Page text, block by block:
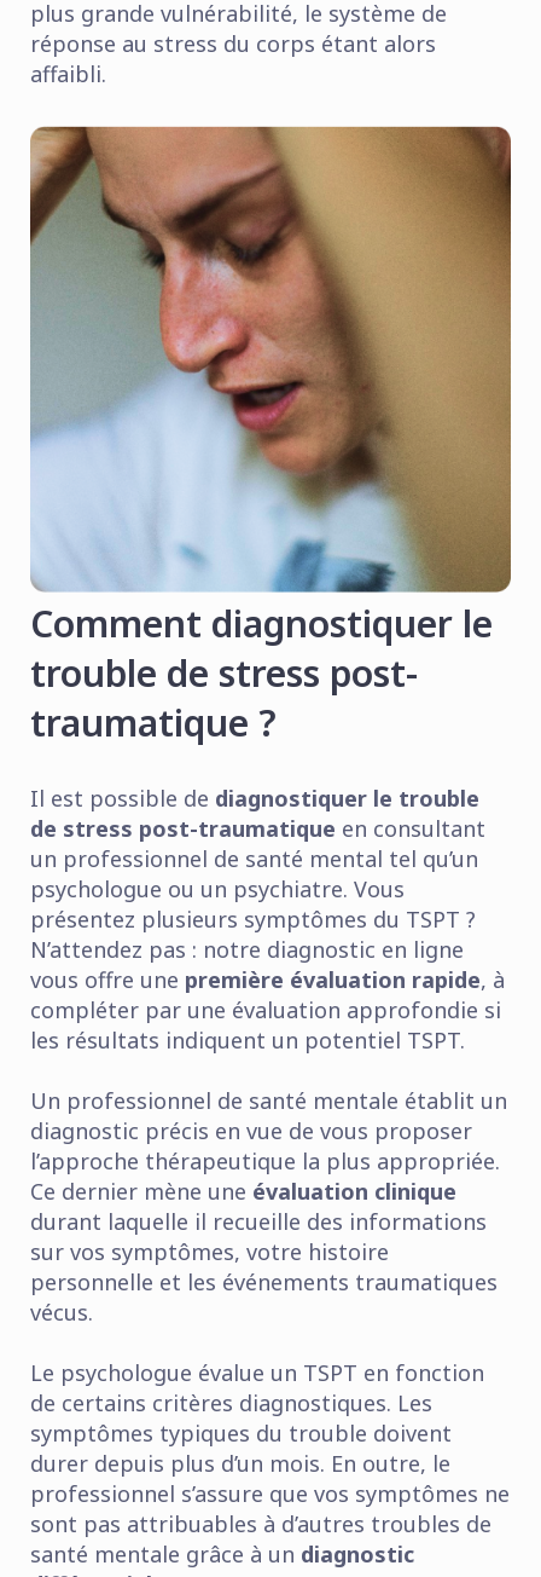
plus grande vulnérabilité, le système de
réponse au stress du corps étant alors
affaibli.
Comment diagnostiquer le
trouble de stress post-
traumatique ?
Il est possible de diagnostiquer le trouble
de stress post-traumatique en consultant
un professionnel de santé mental tel qu’un
psychologue ou un psychiatre. Vous
présentez plusieurs symptômes du TSPT ?
N’attendez pas : notre diagnostic en ligne
vous offre une première évaluation rapide, à
compléter par une évaluation approfondie si
les résultats indiquent un potentiel TSPT.
Un professionnel de santé mentale établit un
diagnostic précis en vue de vous proposer
l’approche thérapeutique la plus appropriée.
Ce dernier mène une évaluation clinique
durant laquelle il recueille des informations
sur vos symptômes, votre histoire
personnelle et les événements traumatiques
vécus.
Le psychologue évalue un TSPT en fonction
de certains critères diagnostiques. Les
symptômes typiques du trouble doivent
durer depuis plus d’un mois. En outre, le
professionnel s’assure que vos symptômes ne
sont pas attribuables à d’autres troubles de
santé mentale grâce à un diagnostic